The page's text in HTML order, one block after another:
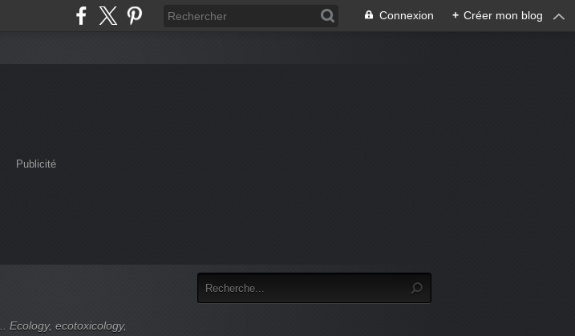
Connexion + Créer mon blog
Publicité
Ecology, ecotoxicology,